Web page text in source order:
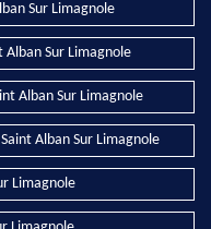
Sur Limagnole
Sur Limagnole
Alban Sur Limagnole
Alban Sur Limagnole
Limagnole